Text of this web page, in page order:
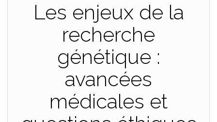
Les enjeux de la
recherche
génétique :
avancées
médicales et